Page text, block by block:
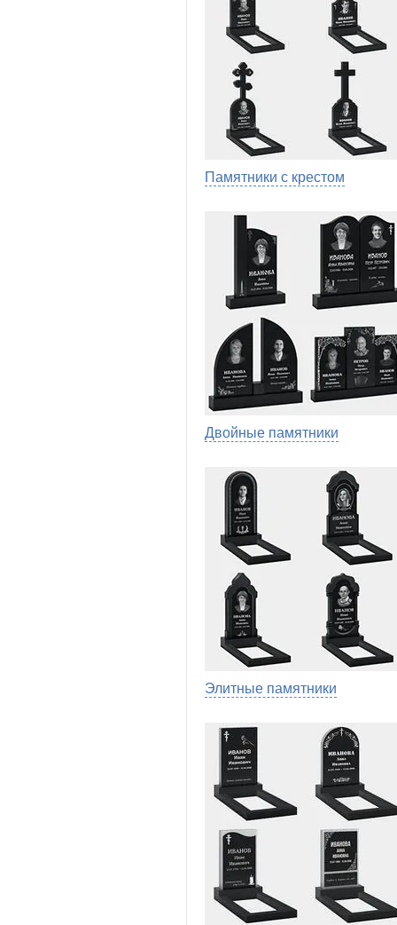
Памятники с крестом
Двойные памятники
Элитные памятники